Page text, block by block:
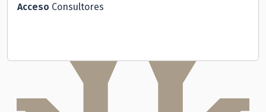
Acceso Consultores